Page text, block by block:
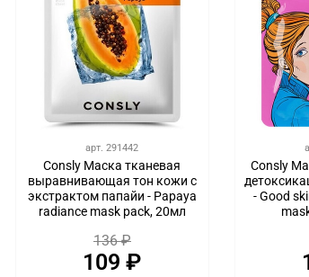
арт.291442
Consly Маска тканевая
выравнивающая тон кожи с
экстрактом папайи - Papaya
radiance mask pack, 20мл
136 ₽
109 ₽
Consly
- Good